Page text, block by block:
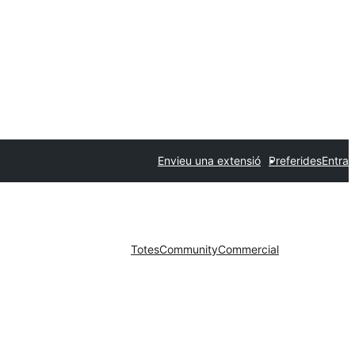
Envieu una extensió PreferidesEntra
TotesCommunityCommercial